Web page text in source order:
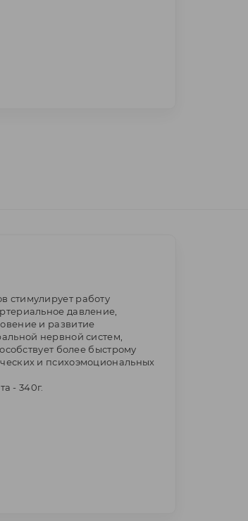
стимулирует работу
давление,
и развитие
нервной систем,
более быстрому
и психоэмоциональных
- 340г.